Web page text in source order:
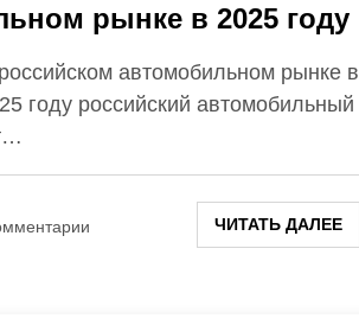
рынке в 2025 году
автомобильном рынке в
году российский автомобильный
ЧИТАТЬ ДАЛЕЕ